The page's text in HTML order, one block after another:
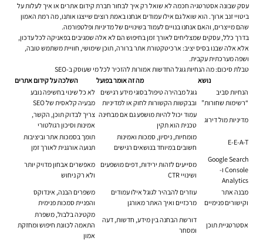
עסק שבונה אסטרטגיה חכמה לא שואל רק איך לבחור חברת קידום אתרים או איך לעלות על
ביטויי זנב ארוך. הוא שואל גם אילו עמודים אנחנו באמת רוצים שייצגו אותנו, מה רמת האמון
שהם מייצרים, והאם אנחנו בנויים לעמוד בשינויים של מדיניות ופלטפורמה.
בדרך כלל, עסקים שמצליחים לאורך זמן בחיפוש הם לא אלה שמגיבים בפאניקה לכל עדכון,
אלא אלה שבנו בסיס יציב: ארכיטקטורת אתר ברורה, תוכן שימושי, חוויית משתמש טובה,
ושפה מערכתית עקבית.
טבלת סיכום: מה הנחיות גוגל החדשות אמורות להזכיר לכל מי שעוסק ב-SEO
נושא
מה זה אומר בפועל
השלכה על קידום אתרים
הנחיות סביב
“רשימות שחורות”
גוגל מבהירה טיפול בסוגי מידע רגישים
ובבקשות הקשורות לחוק או למדיניות
לא כל שינוי בחשיפה נובע
מבעיה קלאסית של SEO
מדיניות מול דירוג
עמוד יכול להיות מושפע גם אם מבחינה
טכנית הוא תקין
צריך לבדוק תוכן, הקשר,
אמינות וסיכון רגולטורי
E-E-A-T
מומחיות, ניסיון, סמכות ואמינות
חשובים במיוחד בנושאים רגישים
תומך בסמכות אתר וביציבות
תנועה אורגנית לאורך זמן
Google Search
Console ו-
Analytics
מסייעים לזהות ירידות, דפים מושפעים
ושינויי CTR
מאפשרים אבחון מדויק יותר
ולא רק ניחוש
מבנה אתר
וקישורים פנימיים
עוזרים להבהיר לגוגל אילו עמודים
מרכזיים ואיך האתר מאורגן
משפרים הבנה, אינדוקס
והפניית סמכות פנימית
אסטרטגיית תוכן
דורשת הבחנה בין מידע, חדשות, דעה
ומסחר
מקטינה בלבול, משפרת
התאמה לכוונת חיפוש ומחזקת
אמון